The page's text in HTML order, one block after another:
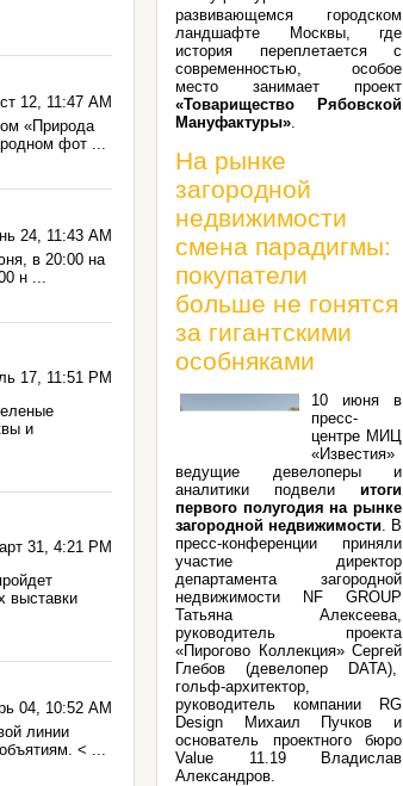
12, 11:47 AM
«Природа
фот ...
24, 11:43 AM
в 20:00 на
н ...
17, 11:51 PM
и
31, 4:21 PM
выставки
04, 10:52 AM
линии
< ...
развивающемся городском
ландшафте Москвы, где
история переплетается с
современностью, особое
место занимает проект
«Товарищество Рябовской
Мануфактуры».
На рынке
загородной
недвижимости
смена парадигмы:
покупатели
больше не гонятся
за гигантскими
особняками
10 июня в
пресс-
центре МИЦ
«Известия»
ведущие девелоперы и
аналитики подвели итоги
первого полугодия на рынке
загородной недвижимости. В
пресс-конференции приняли
участие директор
департамента загородной
недвижимости NF GROUP
Татьяна Алексеева,
руководитель проекта
«Пирогово Коллекция» Сергей
Глебов (девелопер DATA),
гольф-архитектор,
руководитель компании RG
Design Михаил Пучков и
основатель проектного бюро
Value 11.19 Владислав
Александров.